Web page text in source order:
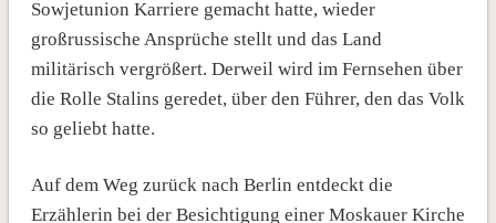
Sowjetunion Karriere gemacht hatte, wieder
großrussische Ansprüche stellt und das Land
militärisch vergrößert. Derweil wird im Fernsehen über
die Rolle Stalins geredet, über den Führer, den das Volk
so geliebt hatte.
Auf dem Weg zurück nach Berlin entdeckt die
Erzählerin bei der Besichtigung einer Moskauer Kirche